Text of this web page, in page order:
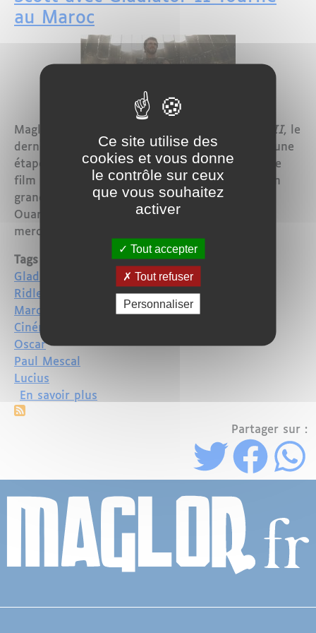
au Maroc
Maglor - La sortie très attendue de Gladiator II, le
dernier chef-d'œuvre de Ridley Scott, marque une
étape significative dans l’histoire du cinéma. Ce
film monumental, dont le tournage a eu lieu en
grande partie dans les célèbres studios de
Ouarzazate au Maroc, débarque en salles ce
mercredi 13 novembre.
Tags
Gladiator II
Ridley Scott
Maroc
Cinéma
Oscar
Paul Mescal
Lucius
En savoir plus
Partager sur :
Ce site utilise des
cookies et vous donne
le contrôle sur ceux
que vous souhaitez
activer
Tout accepter
Tout refuser
Personnaliser